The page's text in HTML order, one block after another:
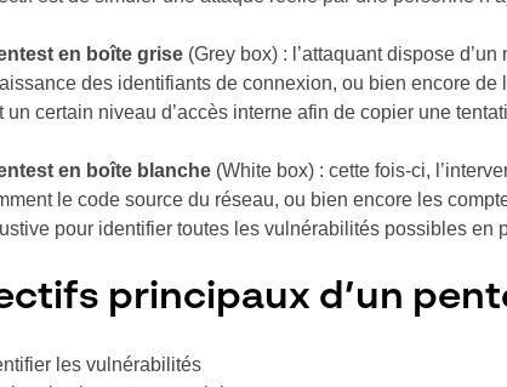
en boîte grise (Grey box) : l’attaquant dispose
des identifiants de connexion, ou bien encore de
un certain niveau d’accès interne afin de copier une
en boîte blanche (White box) : cette fois-ci,
le code source du réseau, ou bien encore les
pour identifier toutes les vulnérabilités possibles en
principaux d’un
les vulnérabilités